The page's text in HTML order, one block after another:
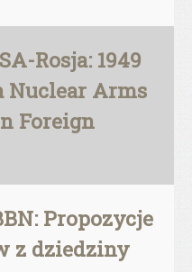
Rosja: 1949
Nuclear Arms
Foreign
Propozycje
z dziedziny